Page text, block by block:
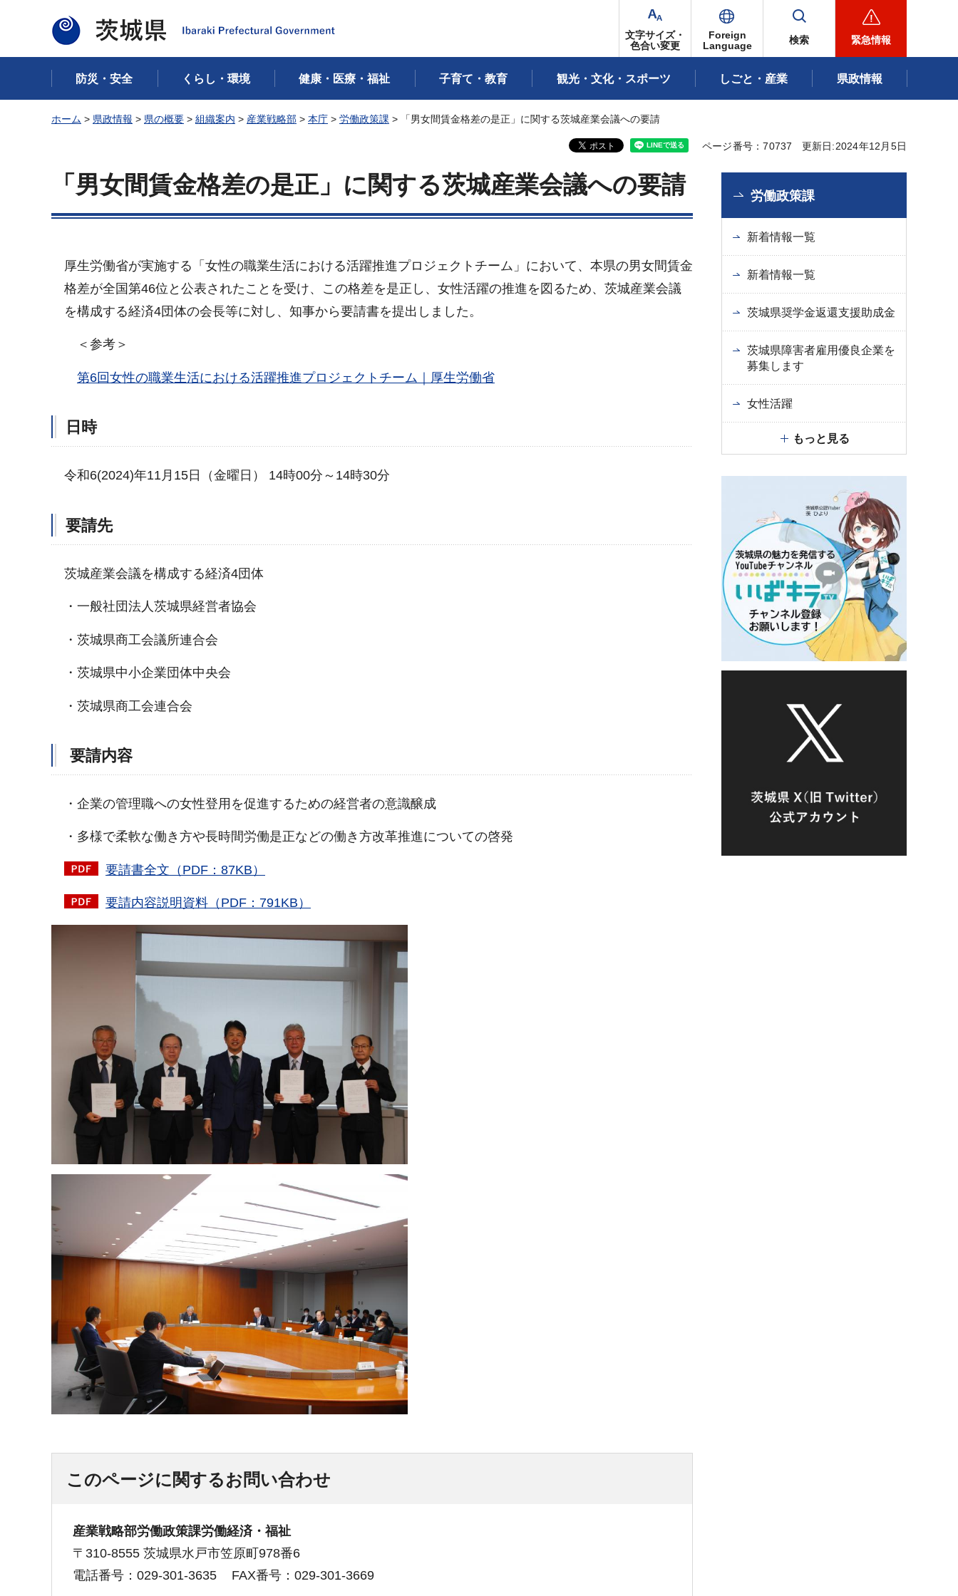
茨城県
文字サイズ・
色合い変更
Foreign
Language
検索 緊急情報
防災・安全 くらし・環境 健康・医療・福祉 子育て・教育 観光・文化・スポーツ しごと・産業 県政情報
ホーム > 県政情報 > 県の概要 > 組織案内 > 産業戦略部 > 本庁 > 労働政策課 > 「男女間賃金格差の是正」に関する茨城産業会議への要請
ページ番号：70737 更新日:2024年12月5日
「男女間賃金格差の是正」に関する茨城産業会議への要請
厚生労働省が実施する「女性の職業生活における活躍推進プロジェクトチーム」において、本県の男女間賃金
格差が全国第46位と公表されたことを受け、この格差を是正し、女性活躍の推進を図るため、茨城産業会議
を構成する経済4団体の会長等に対し、知事から要請書を提出しました。
＜参考＞
第6回女性の職業生活における活躍推進プロジェクトチーム｜厚生労働省
日時
令和6(2024)年11月15日（金曜日） 14時00分～14時30分
要請先
茨城産業会議を構成する経済4団体
・一般社団法人茨城県経営者協会
・茨城県商工会議所連合会
・茨城県中小企業団体中央会
・茨城県商工会連合会
要請内容
・企業の管理職への女性登用を促進するための経営者の意識醸成
・多様で柔軟な働き方や長時間労働是正などの働き方改革推進についての啓発
要請書全文（PDF：87KB）
要請内容説明資料（PDF：791KB）
このページに関するお問い合わせ
産業戦略部労働政策課労働経済・福祉
〒310-8555 茨城県水戸市笠原町978番6
電話番号：029-301-3635
FAX番号：029-301-3669
労働政策課
新着情報一覧
新着情報一覧
茨城県奨学金返還支援助成金
茨城県障害者雇用優良企業を
募集します
女性活躍
もっと見る